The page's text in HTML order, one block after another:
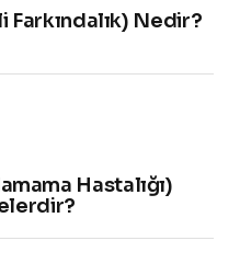
Nedir?
Hastalığı)